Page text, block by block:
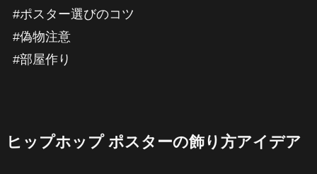
#ポスター選びのコツ
#偽物注意
#部屋作り
ヒップホップ ポスターの飾り方アイデア